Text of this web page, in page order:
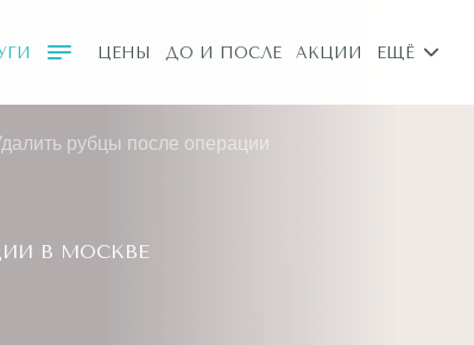
ЦЕНЫ ДО И ПОСЛЕ АКЦИИ ЕЩЁ
рубцы после операции
В МОСКВЕ